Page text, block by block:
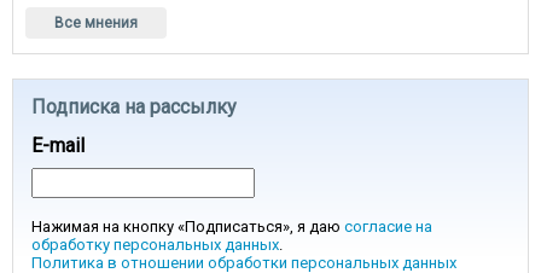
Все мнения
Подписка на рассылку
E-mail
Нажимая на кнопку «Подписаться», я даю согласие на
обработку персональных данных.
Политика в отношении обработки персональных данных